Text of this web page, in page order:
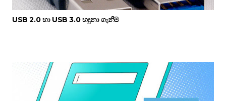
USB 2.0 හා USB 3.0 හදුනා ගැනීම